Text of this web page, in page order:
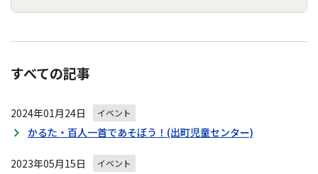
すべての記事
2024年01月24日 イベント
かるた・百人一首であそぼう！(出町児童センター)
2023年05月15日 イベント